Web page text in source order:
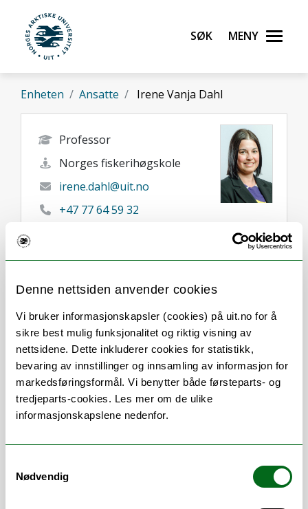
Denne nettsiden anvender cookies
Vi bruker informasjonskapsler (cookies) på uit.no for å
sikre best mulig funksjonalitet og riktig visning av
nettsidene. Dette inkluderer cookies for statistikk,
bevaring av innstillinger og innsamling av informasjon for
markedsføringsformål. Vi benytter både førsteparts- og
tredjeparts-cookies. Les mer om de ulike
informasjonskapslene nedenfor.
Nødvendig
Gå til hovedinnhold
UiT Norges arktiske universitet
Søk Meny
Enheten Ansatte Irene Vanja Dahl
Professor
Norges fiskerihøgskole
irene.dahl@uit.no
+47 77 64 59 32
Tromsø
Om
Forskning og undervisning
Publikasjoner
Her finner du meg